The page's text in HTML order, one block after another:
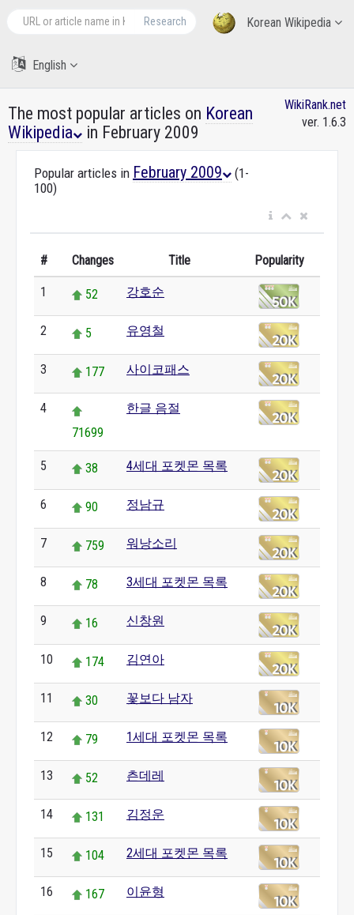
Korean Wikipedia
Research
English
The most popular articles on Korean
Wikipedia
in February 2009
WikiRank.net
ver. 1.6.3
Popular articles in February 2009
(1-
100)
# Changes Title Popularity
1 52 강호순
2 5 유영철
3 177 사이코패스
4
71699
한글 음절
5 38 4세대 포켓몬 목록
6 90 정남규
7 759 워낭소리
8 78 3세대 포켓몬 목록
9 16 신창원
10 174 김연아
11 30 꽃보다 남자
12 79 1세대 포켓몬 목록
13 52 츤데레
14 131 김정운
15 104 2세대 포켓몬 목록
16 167 이윤형